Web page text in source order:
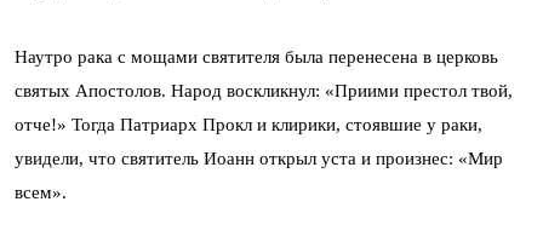
Наутро рака с мощами святителя была перенесена в церковь
святых Апостолов. Народ воскликнул: «Приими престол твой,
отче!» Тогда Патриарх Прокл и клирики, стоявшие у раки,
увидели, что святитель Иоанн открыл уста и произнес: «Мир
всем».